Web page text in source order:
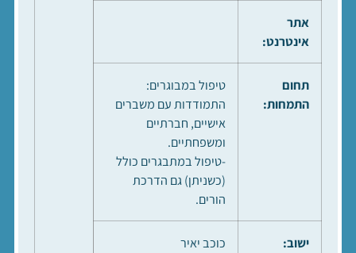
אתר
אינטרנט:
תחום
התמחות:
טיפול במבוגרים:
התמודדות עם משברים
אישיים, חברתיים
ומשפחתיים.
-טיפול במתבגרים כולל
(כשניתן) גם הדרכת
הורים.
ישוב: כוכב יאיר